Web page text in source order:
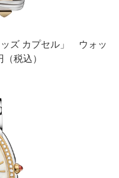
ッズ カプセル」 ウォッ
税込）